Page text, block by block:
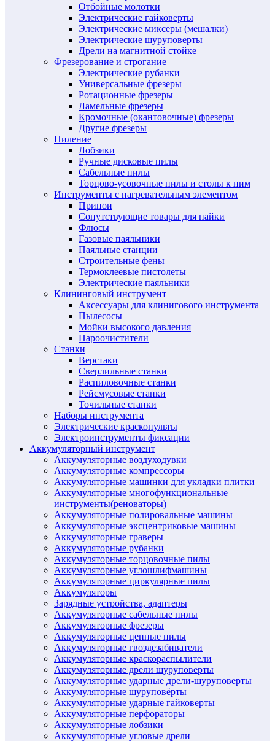
Отбойные молотки
Электрические гайковерты
Электрические миксеры (мешалки)
Электрические шуруповерты
Дрели на магнитной стойке
Фрезерование и строгание
Электрические рубанки
Универсальные фрезеры
Ротационные фрезеры
Ламельные фрезеры
Кромочные (окантовочные) фрезеры
Другие фрезеры
Пиление
Лобзики
Ручные дисковые пилы
Сабельные пилы
Торцово-усовочные пилы и столы к ним
Инструменты с нагревательным элементом
Припои
Сопутствующие товары для пайки
Флюсы
Газовые паяльники
Паяльные станции
Строительные фены
Термоклеевые пистолеты
Электрические паяльники
Клининговый инструмент
Аксессуары для клинигового инструмента
Пылесосы
Мойки высокого давления
Пароочистители
Станки
Верстаки
Сверлильные станки
Распиловочные станки
Рейсмусовые станки
Точильные станки
Наборы инструмента
Электрические краскопульты
Электроинструменты фиксации
Аккумуляторный инструмент
Аккумуляторные воздуходувки
Аккумуляторные компрессоры
Аккумуляторные машинки для укладки плитки
Аккумуляторные многофункциональные
инструменты(реноваторы)
Аккумуляторные полировальные машины
Аккумуляторные эксцентриковые машины
Аккумуляторные граверы
Аккумуляторные рубанки
Аккумуляторные торцовочные пилы
Аккумуляторные углошлифмашины
Аккумуляторные циркулярные пилы
Аккумуляторы
Зарядные устройства, адаптеры
Аккумуляторные сабельные пилы
Аккумуляторные фрезеры
Аккумуляторные цепные пилы
Аккумуляторные гвоздезабиватели
Аккумуляторные краскораспылители
Аккумуляторные дрели шуруповерты
Аккумуляторные ударные дрели-шуруповерты
Аккумуляторные шуруповёрты
Аккумуляторные ударные гайковерты
Аккумуляторные перфораторы
Аккумуляторные лобзики
Аккумуляторные угловые дрели